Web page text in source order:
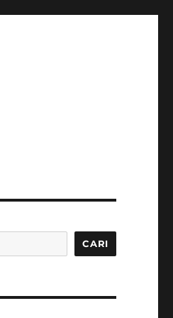
CARI